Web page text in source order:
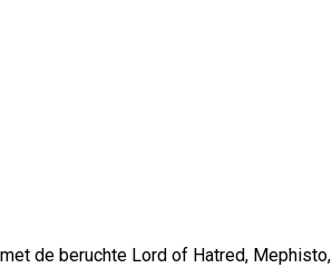
de beruchte Lord of Hatred, Mephisto,